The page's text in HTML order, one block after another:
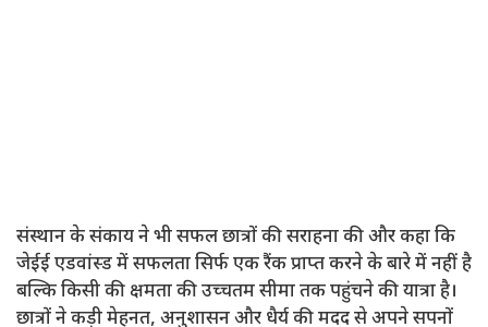
संस्थान के संकाय ने भी सफल छात्रों की सराहना की और कहा कि
जेईई एडवांस्ड में सफलता सिर्फ एक रैंक प्राप्त करने के बारे में नहीं है
बल्कि किसी की क्षमता की उच्चतम सीमा तक पहुंचने की यात्रा है।
छात्रों ने कड़ी मेहनत, अनुशासन और धैर्य की मदद से अपने सपनों